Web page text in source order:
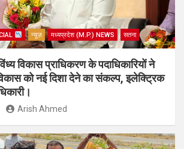
न्यूज़ मध्यप्रदेश (M.P.) NEWS सतना
विकास प्राधिकरण के पदाधिकारियों ने
को नई दिशा देने का संकल्प, इलेक्ट्रिक
Arish Ahmed